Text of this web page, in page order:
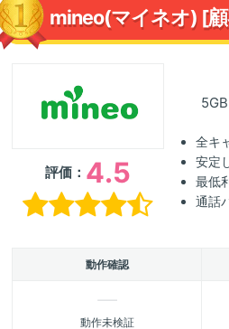
mineo(マイネオ) [
評価： 4.5
全キ
安定
最低
通話
動作確認
動作未検証